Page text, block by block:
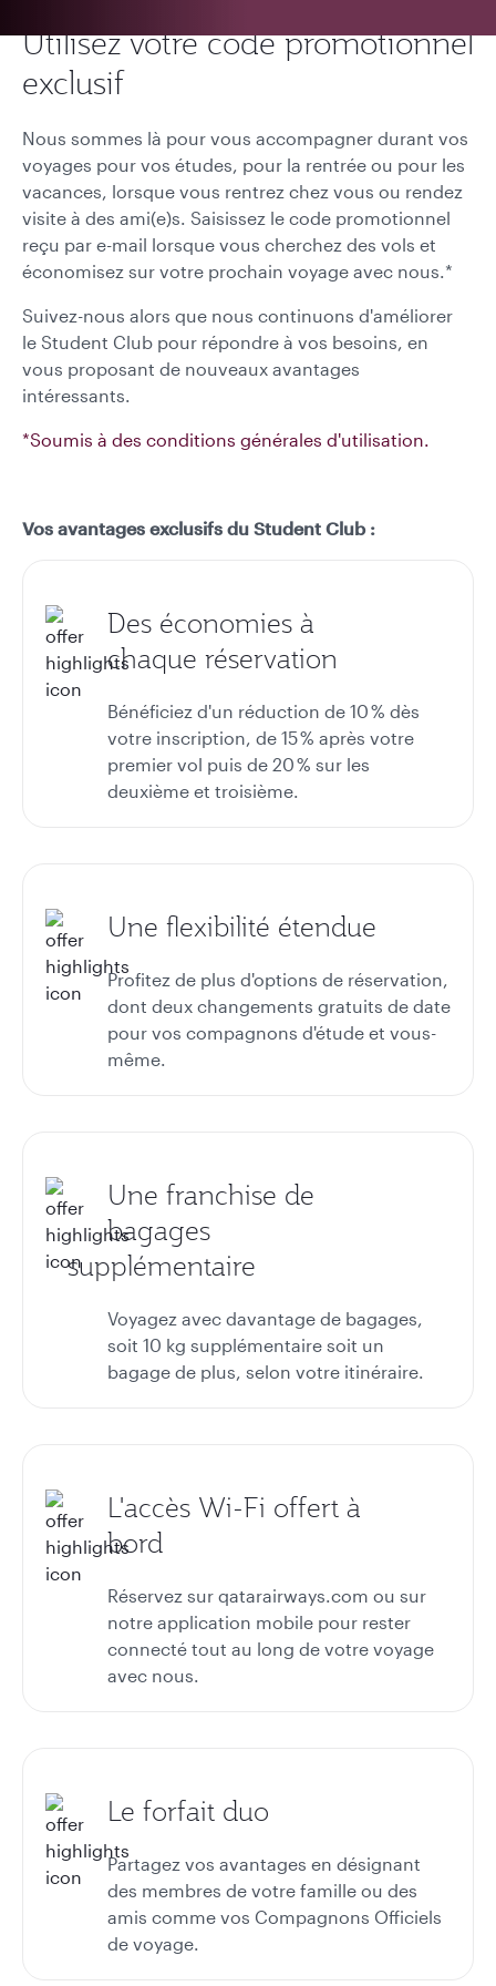
Utilisez votre code promotionnel
exclusif
Nous sommes là pour vous accompagner durant vos
voyages pour vos études, pour la rentrée ou pour les
vacances, lorsque vous rentrez chez vous ou rendez
visite à des ami(e)s. Saisissez le code promotionnel
reçu par e-mail lorsque vous cherchez des vols et
économisez sur votre prochain voyage avec nous.*
Suivez-nous alors que nous continuons d'améliorer
le Student Club pour répondre à vos besoins, en
vous proposant de nouveaux avantages
intéressants.
*Soumis à des conditions générales d'utilisation.
Vos avantages exclusifs du Student Club :
Des économies à
chaque réservation
Bénéficiez d'un réduction de 10 % dès
votre inscription, de 15 % après votre
premier vol puis de 20 % sur les
deuxième et troisième.
Une flexibilité étendue
Profitez de plus d'options de réservation,
dont deux changements gratuits de date
pour vos compagnons d'étude et vous-
même.
Une franchise de
bagages
supplémentaire
Voyagez avec davantage de bagages,
soit 10 kg supplémentaire soit un
bagage de plus, selon votre itinéraire.
L'accès Wi-Fi offert à
bord
Réservez sur qatarairways.com ou sur
notre application mobile pour rester
connecté tout au long de votre voyage
avec nous.
Le forfait duo
Partagez vos avantages en désignant
des membres de votre famille ou des
amis comme vos Compagnons Officiels
de voyage.